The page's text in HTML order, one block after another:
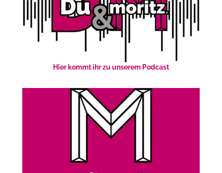
Hier kommt ihr zu unserem Podcast